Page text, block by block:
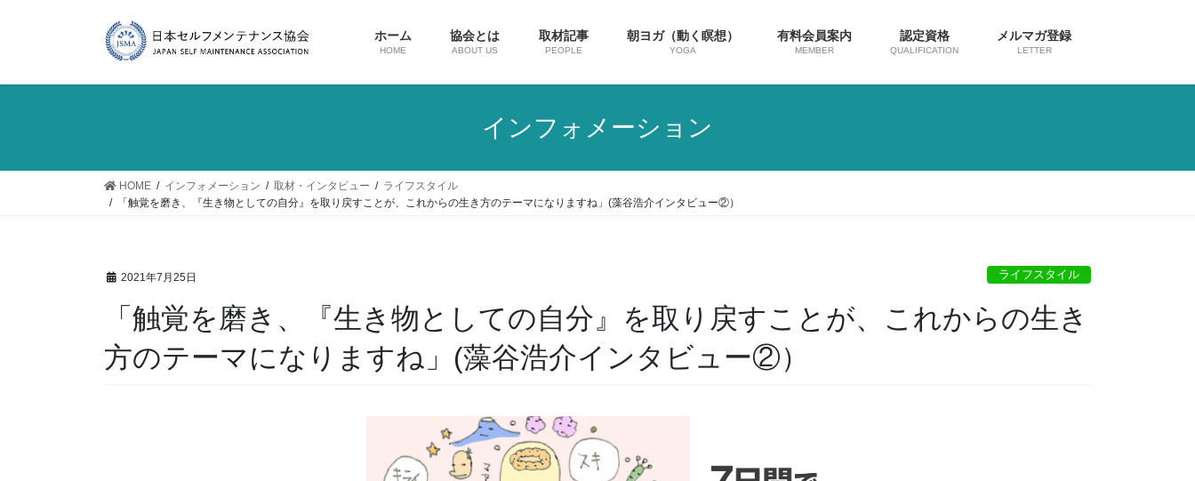
ホーム
HOME
協会とは
ABOUT US
取材記事
PEOPLE
朝ヨガ（動く瞑想）
YOGA
有料会員案内
MEMBER
認定資格
QUALIFICATION
メルマガ登録
LETTER
インフォメーション
HOME インフォメーション 取材・インタビュー
ライフスタイル
「触覚を磨き、『生き物としての自分』を取り戻すことが、これからの生き方のテーマになりますね」(藻谷浩介インタビュー②）
2021年7月25日 ライフスタイル
「触覚を磨き、『生き物としての自分』を取り戻すことが、これからの生き
方のテーマになりますね」(藻谷浩介インタビュー②）